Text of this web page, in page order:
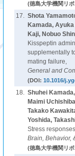
(徳島大学機関リ
17. Shota
Kamada,
Kaji, Nobuo
Kisspeptin
supplementally
mating failure,
General and
(DOI: 10.1016/
18. Shuhei
Maimi
Takako
Yoshida,
Stress
Brain, Behavior,
(徳島大学機関リ